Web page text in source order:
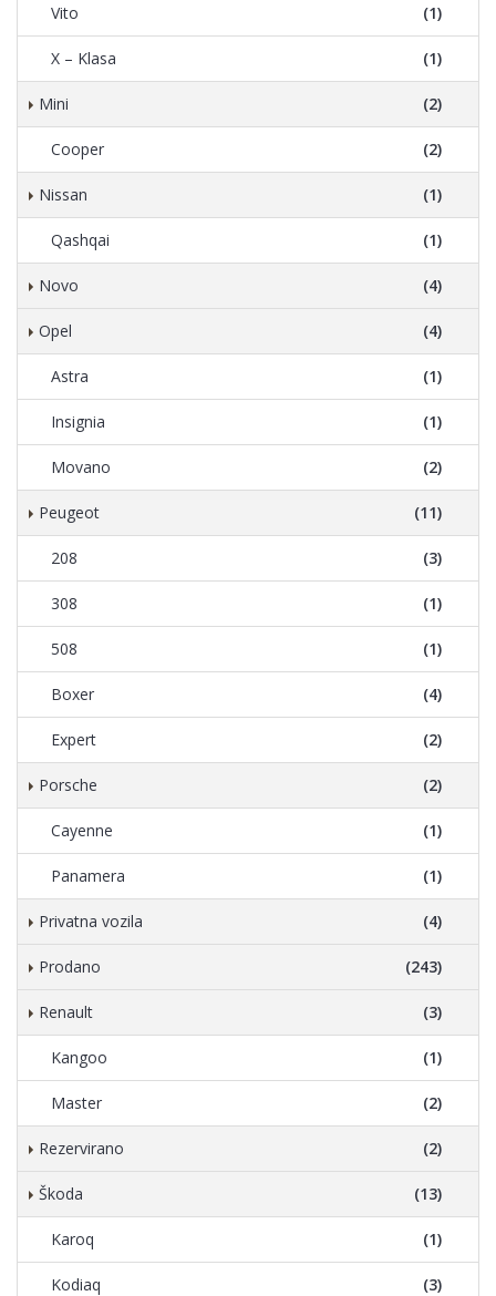
Vito (1)
X – Klasa (1)
Mini (2)
Cooper (2)
Nissan (1)
Qashqai (1)
Novo (4)
Opel (4)
Astra (1)
Insignia (1)
Movano (2)
Peugeot (11)
208 (3)
308 (1)
508 (1)
Boxer (4)
Expert (2)
Porsche (2)
Cayenne (1)
Panamera (1)
Privatna vozila (4)
Prodano (243)
Renault (3)
Kangoo (1)
Master (2)
Rezervirano (2)
Škoda (13)
Karoq (1)
Kodiaq (3)